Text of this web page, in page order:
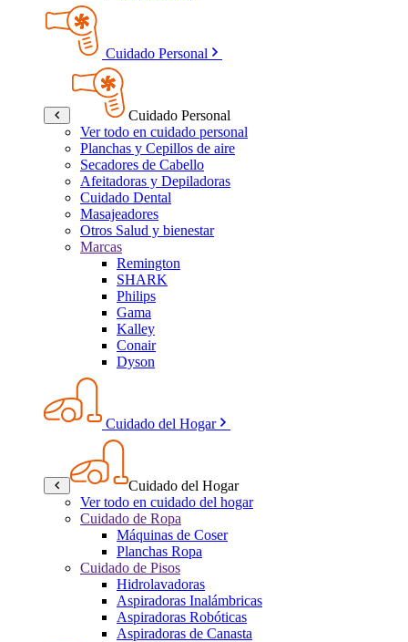
Cuidado Personal
Cuidado Personal
Ver todo en cuidado personal
Planchas y Cepillos de aire
Secadores de Cabello
Afeitadoras y Depiladoras
Cuidado Dental
Masajeadores
Otros Salud y bienestar
Marcas
Remington
SHARK
Philips
Gama
Kalley
Conair
Dyson
Cuidado del Hogar
Cuidado del Hogar
Ver todo en cuidado del hogar
Cuidado de Ropa
Máquinas de Coser
Planchas Ropa
Cuidado de Pisos
Hidrolavadoras
Aspiradoras Inalámbricas
Aspiradoras Robóticas
Aspiradoras de Canasta